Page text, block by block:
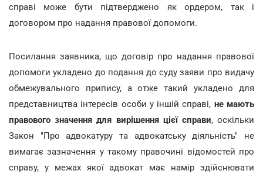
справі може бути підтверджено як ордером, так і
договором про надання правової допомоги.
Посилання заявника, що договір про надання правової
допомоги укладено до подання до суду заяви про видачу
обмежувального припису, а отже такий укладено для
представництва інтересів особи у іншій справі, не мають
правового значення для вирішення цієї справи, оскільки
Закон "Про адвокатуру та адвокатську діяльність" не
вимагає зазначення у такому правочині відомостей про
справу, у межах якої адвокат має намір здійснювати